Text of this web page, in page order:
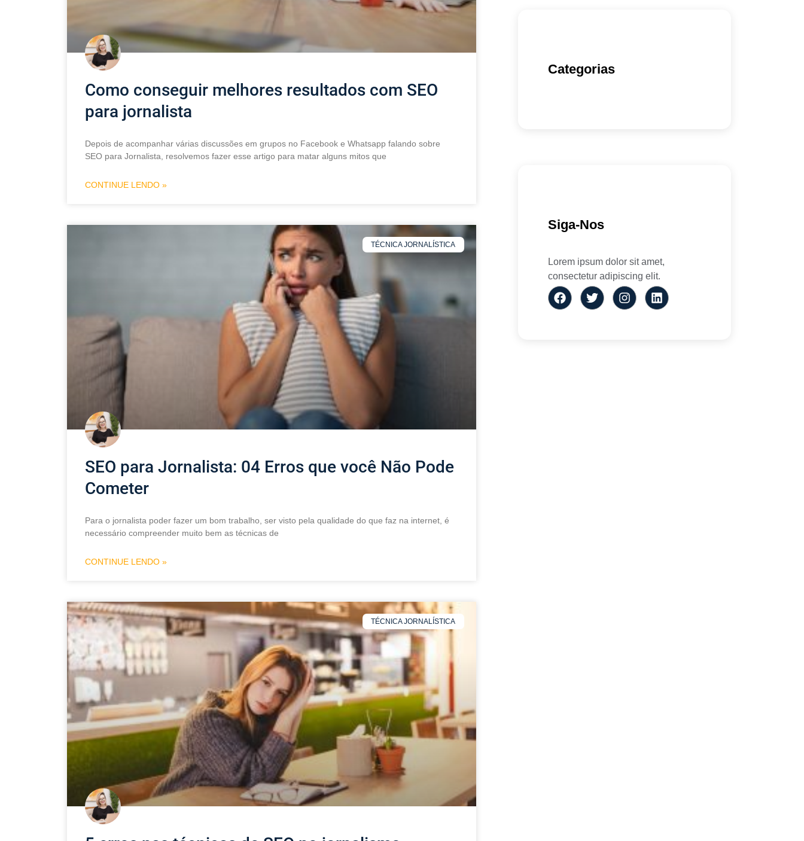
Como conseguir melhores resultados com SEO
para jornalista
Depois de acompanhar várias discussões em grupos no Facebook e Whatsapp falando sobre
SEO para Jornalista, resolvemos fazer esse artigo para matar alguns mitos que
CONTINUE LENDO »
TÉCNICA JORNALÍSTICA
SEO para Jornalista: 04 Erros que você Não Pode
Cometer
Para o jornalista poder fazer um bom trabalho, ser visto pela qualidade do que faz na internet, é
necessário compreender muito bem as técnicas de
CONTINUE LENDO »
TÉCNICA JORNALÍSTICA
Categorias
Siga-Nos
Lorem ipsum dolor sit amet,
consectetur adipiscing elit.